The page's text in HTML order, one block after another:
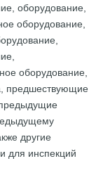
оборудование,
оборудование,
оборудование,
предшествующие
другие
для инспекций